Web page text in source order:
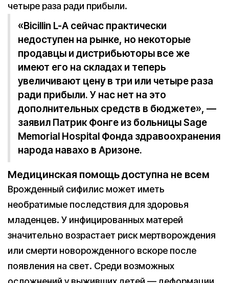
четыре раза ради прибыли.
«Bicillin L-A сейчас практически
недоступен на рынке, но некоторые
продавцы и дистрибьюторы все же
имеют его на складах и теперь
увеличивают цену в три или четыре раза
ради прибыли. У нас нет на это
дополнительных средств в бюджете», —
заявил Патрик Фонге из больницы Sage
Memorial Hospital Фонда здравоохранения
народа навахо в Аризоне.
Медицинская помощь доступна не всем
Врожденный сифилис может иметь
необратимые последствия для здоровья
младенцев. У инфицированных матерей
значительно возрастает риск мертворождения
или смерти новорожденного вскоре после
появления на свет. Среди возможных